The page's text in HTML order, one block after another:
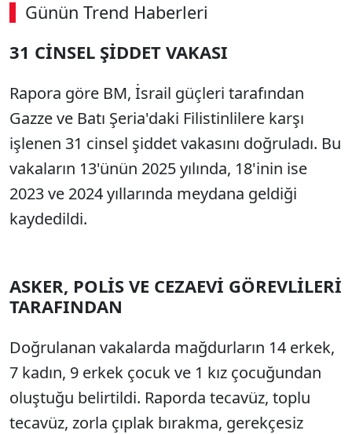
Günün Trend Haberleri
00:02 / 09:08
31 CİNSEL ŞİDDET VAKASI
Rapora göre BM, İsrail güçleri tarafından
Gazze ve Batı Şeria'daki Filistinlilere karşı
işlenen 31 cinsel şiddet vakasını doğruladı. Bu
vakaların 13'ünün 2025 yılında, 18'inin ise
2023 ve 2024 yıllarında meydana geldiği
kaydedildi.
ASKER, POLİS VE CEZAEVİ GÖREVLİLERİ
TARAFINDAN
Doğrulanan vakalarda mağdurların 14 erkek,
7 kadın, 9 erkek çocuk ve 1 kız çocuğundan
oluştuğu belirtildi. Raporda tecavüz, toplu
tecavüz, zorla çıplak bırakma, gerekçesiz